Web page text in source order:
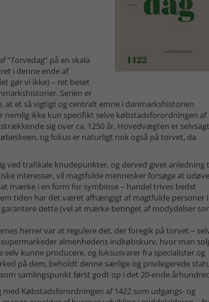
”Torvedag” på en skala
i denne ende af
gør vi ikke) – ret beset
Serien er
at et så vigtigt og centralt emne i danmarkshistorien
nemlig ikke kun specifikt selve købstadsforordningen af
sig over ca. 1250 år. Hovedvægten er selvsagt
og fokus er naturligt nok også på torvet, da
ved trafikale knudepunkter, og derved givet anledning
interesser, vil magtfulde mennesker forsøge at udøve
mærke i en form for symbiose – handel trives bedst
tiden har det været afhængigt af magtfulde personer i
dette (vel at mærke betinget af modydelser
herrer var at regulere det, der foregik på torvet –
almenhedens indkøbskurv, hvor man
kunne producere, og luksusvarer fra specialister og
på dem, beholdt denne særlige og privilegerede
samlingspunkt først godt op i det 20-ende
Købstadsforordningen af 1422 som udgangs- og